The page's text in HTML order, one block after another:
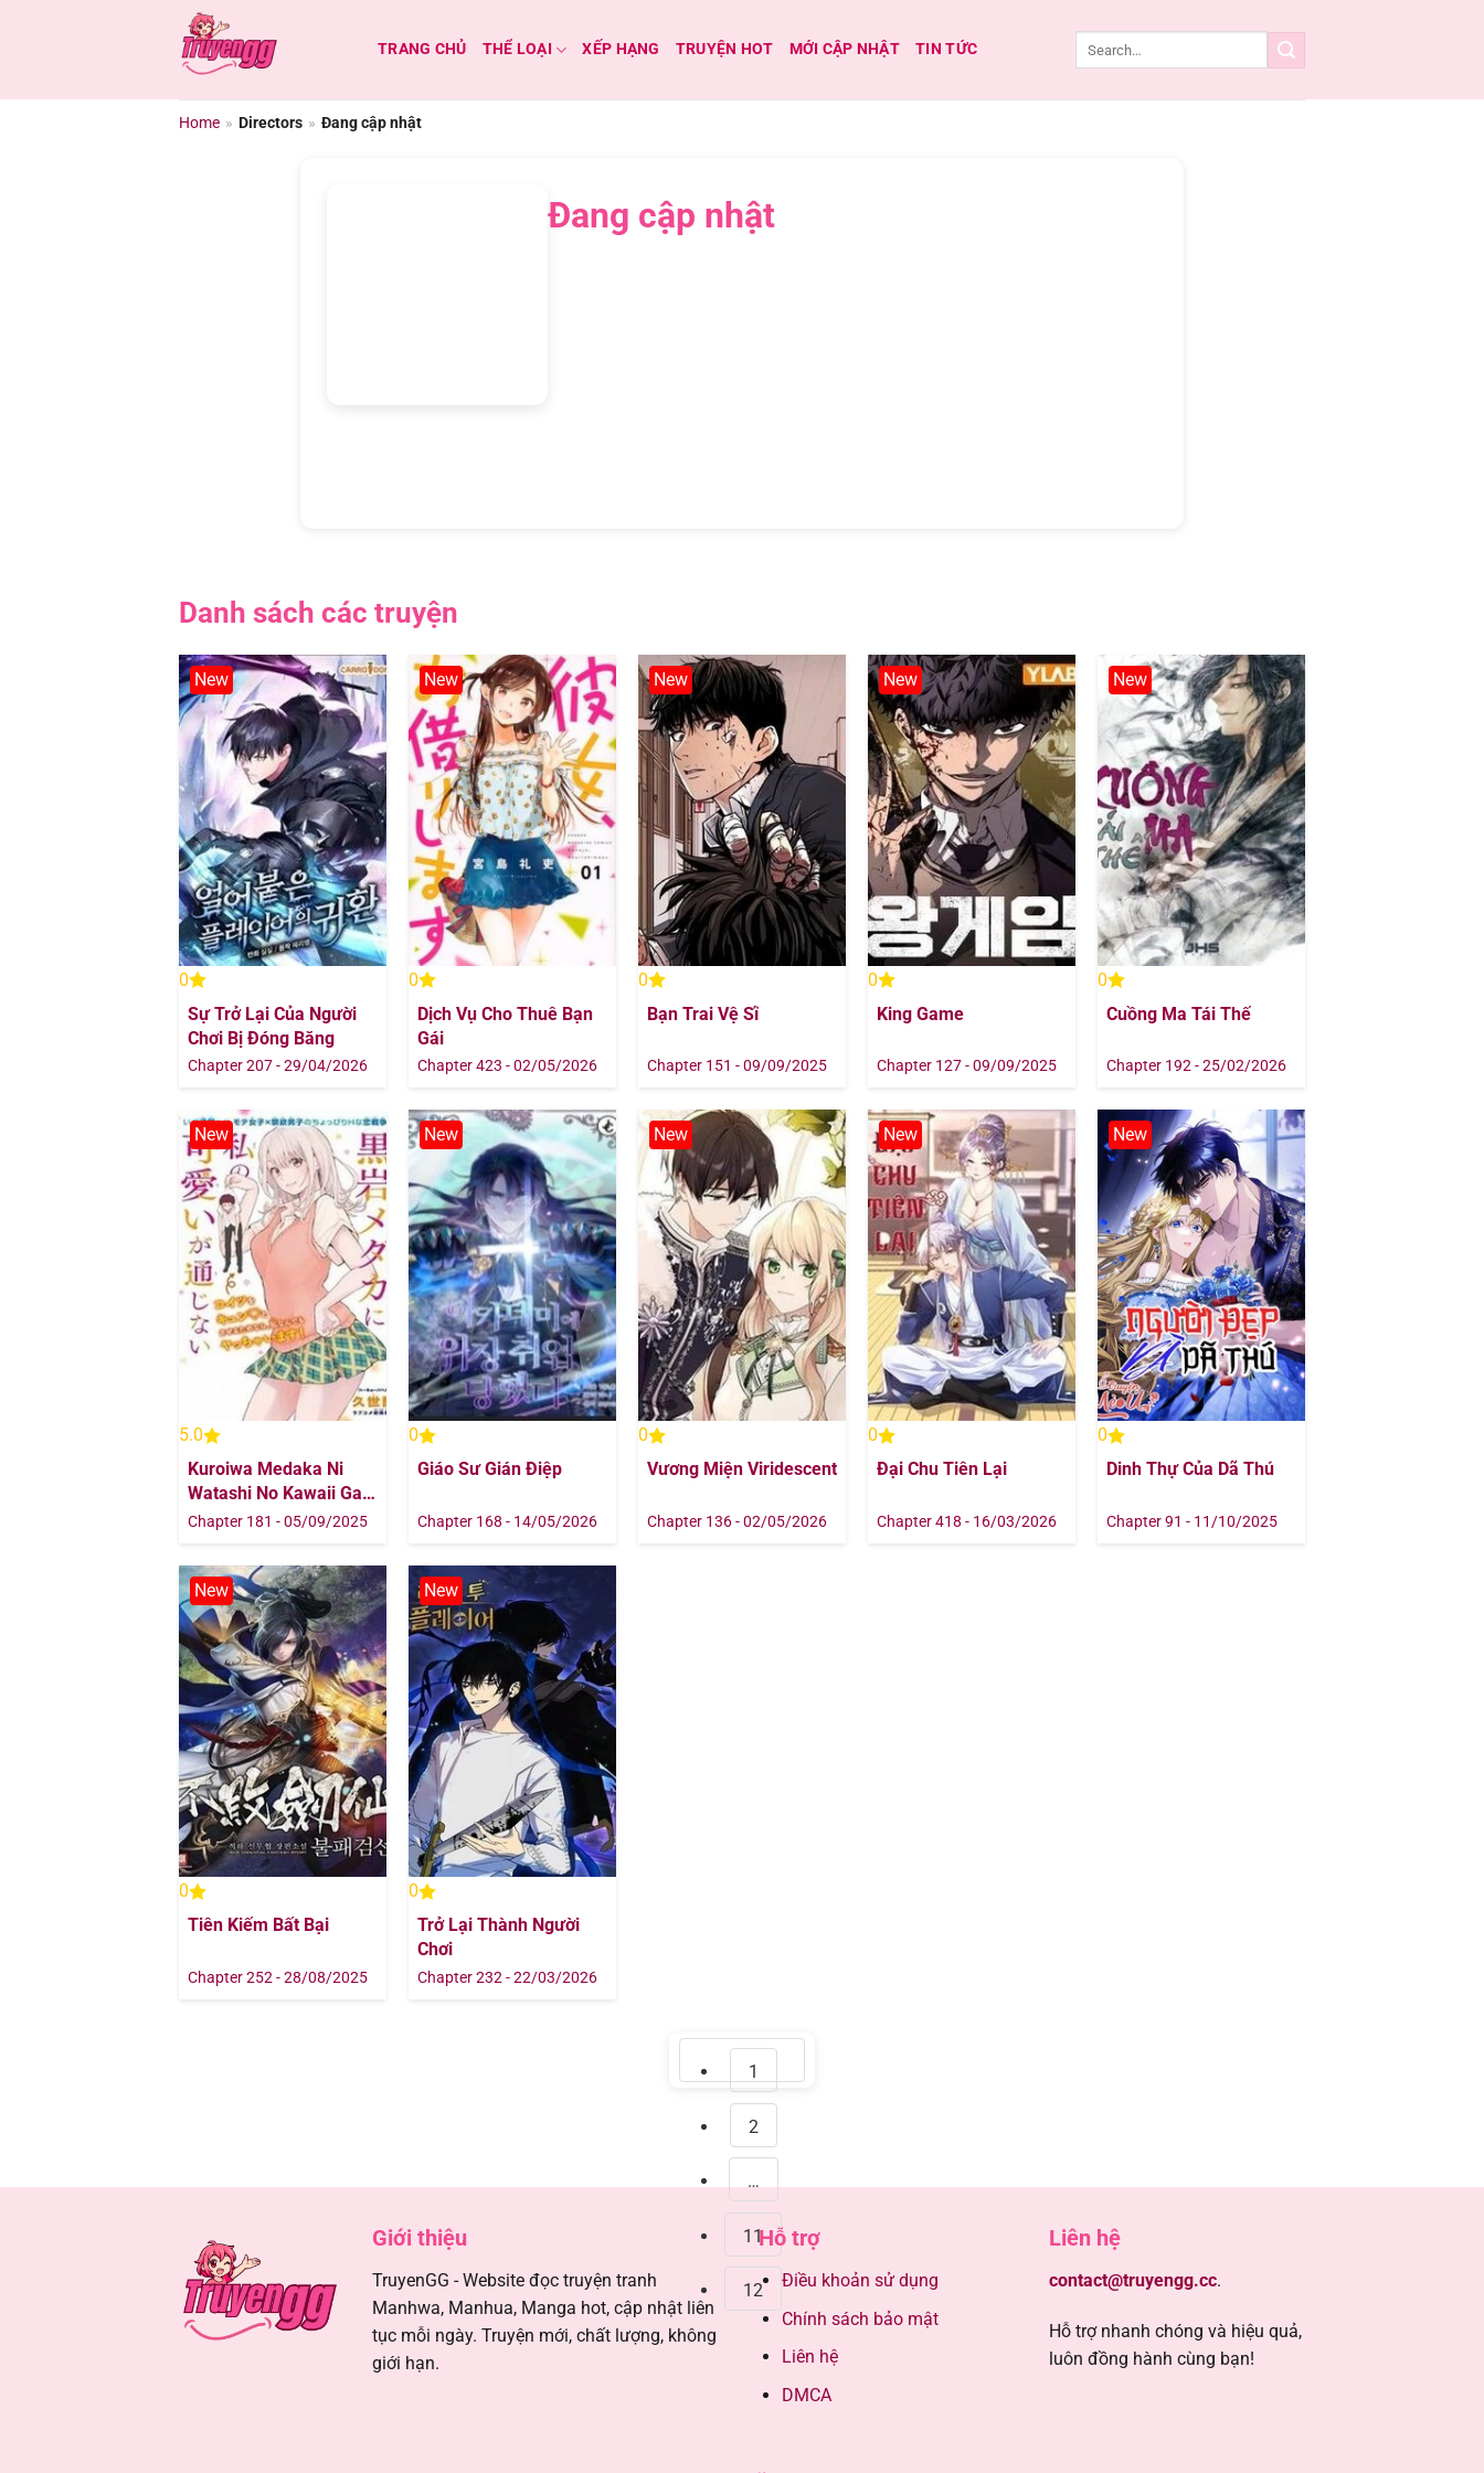
dung
TRANG CHỦ THỂ LOẠI XẾP HẠNG TRUYỆN HOT MỚI CẬP NHẬT TIN TỨC
Home » Directors » Đang cập nhật
Đang cập nhật
Danh sách các truyện
New
0
Sự Trở Lại Của Người
Chơi Bị Đóng Băng
Chapter 207 - 29/04/2026
New
0
Dịch Vụ Cho Thuê Bạn
Gái
Chapter 423 - 02/05/2026
New
0
Bạn Trai Vệ Sĩ
Chapter 151 - 09/09/2025
New
0
King Game
Chapter 127 - 09/09/2025
New
0
Cuồng Ma Tái Thế
Chapter 192 - 25/02/2026
New
5.0
Kuroiwa Medaka Ni
Watashi No Kawaii Ga
Tsuujinai
Chapter 181 - 05/09/2025
New
0
Giáo Sư Gián Điệp
Chapter 168 - 14/05/2026
New
0
Vương Miện Viridescent
Chapter 136 - 02/05/2026
New
0
Đại Chu Tiên Lại
Chapter 418 - 16/03/2026
New
0
Dinh Thự Của Dã Thú
Chapter 91 - 11/10/2025
New
0
Tiên Kiếm Bất Bại
Chapter 252 - 28/08/2025
New
0
Trở Lại Thành Người
Chơi
Chapter 232 - 22/03/2026
Page
1
Page
2
…
Page
11
Page
12
Giới thiệu
TruyenGG - Website đọc truyện tranh
Manhwa, Manhua, Manga hot, cập nhật liên
tục mỗi ngày. Truyện mới, chất lượng, không
giới hạn.
Hỗ trợ
Điều khoản sử dụng
Chính sách bảo mật
Liên hệ
DMCA
Liên hệ
contact@truyengg.cc.
Hỗ trợ nhanh chóng và hiệu quả,
luôn đồng hành cùng bạn!